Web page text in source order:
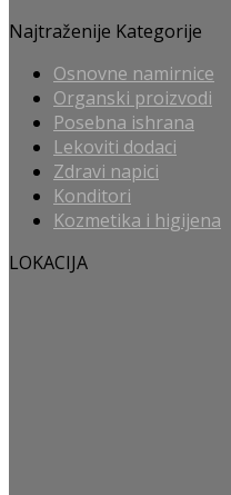
Najtraženije Kategorije
Osnovne namirnice
Organski proizvodi
Posebna ishrana
Lekoviti dodaci
Zdravi napici
Konditori
Kozmetika i higijena
LOKACIJA